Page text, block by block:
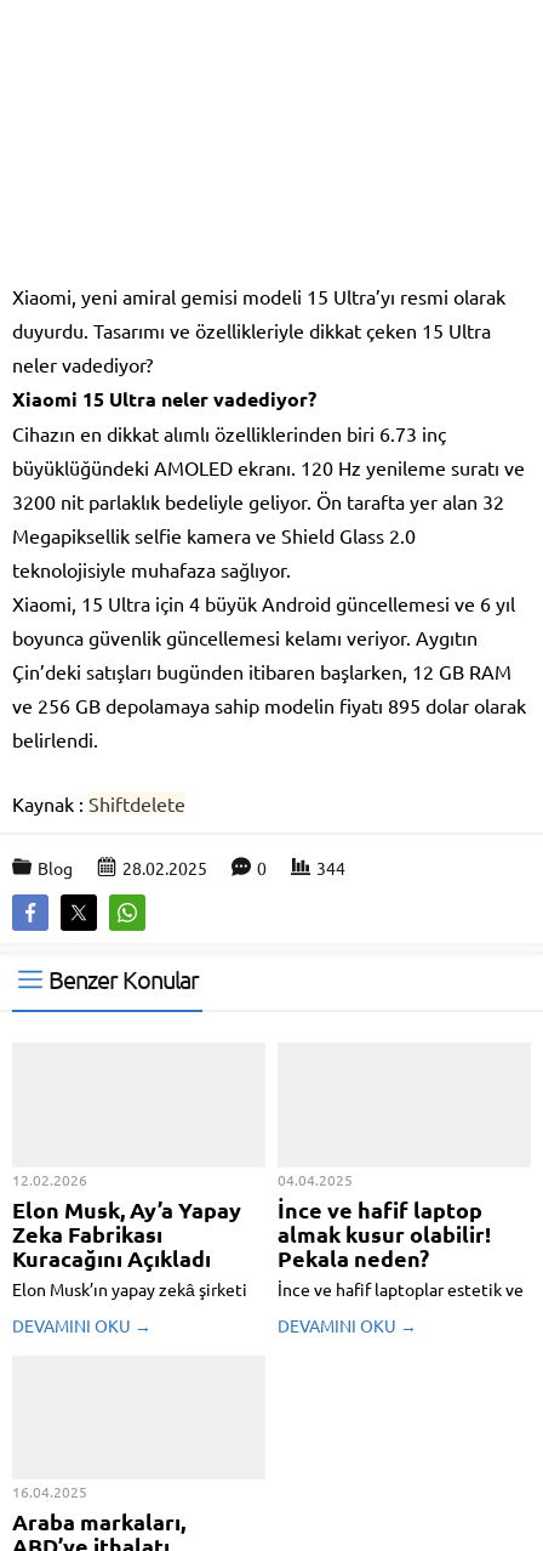
Xiaomi, yeni amiral gemisi modeli 15 Ultra’yı resmi olarak
duyurdu. Tasarımı ve özellikleriyle dikkat çeken 15 Ultra
neler vadediyor?
Xiaomi 15 Ultra neler vadediyor?
Cihazın en dikkat alımlı özelliklerinden biri 6.73 inç
büyüklüğündeki AMOLED ekranı. 120 Hz yenileme suratı ve
3200 nit parlaklık bedeliyle geliyor. Ön tarafta yer alan 32
Megapiksellik selfie kamera ve Shield Glass 2.0
teknolojisiyle muhafaza sağlıyor.
Xiaomi, 15 Ultra için 4 büyük Android güncellemesi ve 6 yıl
boyunca güvenlik güncellemesi kelamı veriyor. Aygıtın
Çin’deki satışları bugünden itibaren başlarken, 12 GB RAM
ve 256 GB depolamaya sahip modelin fiyatı 895 dolar olarak
belirlendi.
Kaynak : Shiftdelete
Blog 28.02.2025 0 344
Benzer Konular
12.02.2026
Elon Musk, Ay’a Yapay
Zeka Fabrikası
Kuracağını Açıkladı
Elon Musk’ın yapay zekâ şirketi
dakikalık toplantıda hem işten
DEVAMINI OKU →
04.04.2025
İnce ve hafif laptop
almak kusur olabilir!
Pekala neden?
İnce ve hafif laptoplar estetik ve
görünebilir, lakin pratik
DEVAMINI OKU →
16.04.2025
Araba markaları,